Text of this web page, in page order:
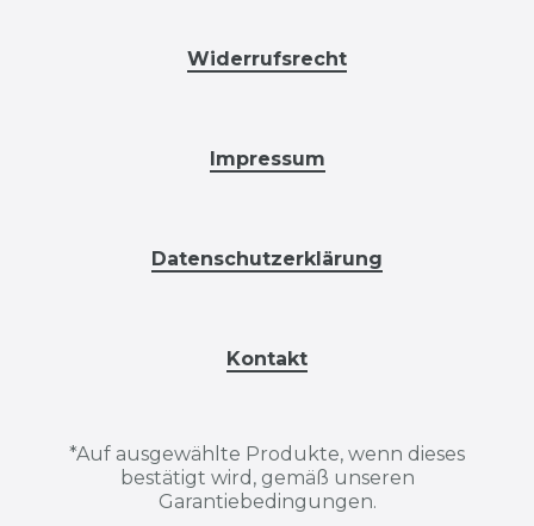
Widerrufsrecht
Impressum
Datenschutzerklärung
Kontakt
*Auf ausgewählte Produkte, wenn dieses
bestätigt wird, gemäß unseren
Garantiebedingungen.